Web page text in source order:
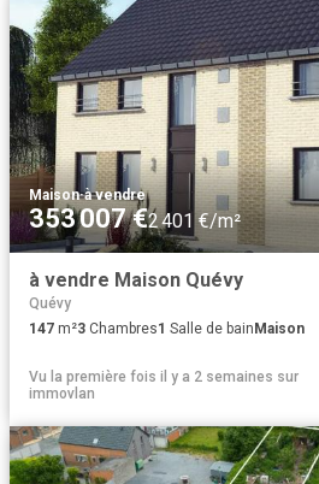
Maison·à vendre
353 007 €2 401 €/m²
à vendre Maison Quévy
Quévy
147 m²3 Chambres1 Salle de bain Maison
Vu la première fois il y a 2 semaines sur
immovlan